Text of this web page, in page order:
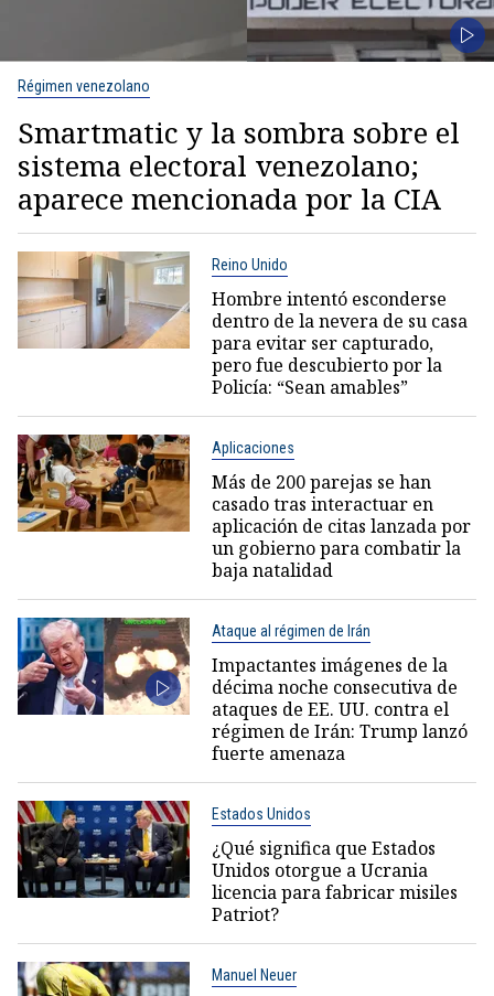
Régimen venezolano
Smartmatic y la sombra sobre el
sistema electoral venezolano;
aparece mencionada por la CIA
Reino Unido
Hombre intentó esconderse
dentro de la nevera de su casa
para evitar ser capturado,
pero fue descubierto por la
Policía: “Sean amables”
Aplicaciones
Más de 200 parejas se han
casado tras interactuar en
aplicación de citas lanzada por
un gobierno para combatir la
baja natalidad
Ataque al régimen de Irán
Impactantes imágenes de la
décima noche consecutiva de
ataques de EE. UU. contra el
régimen de Irán: Trump lanzó
fuerte amenaza
Estados Unidos
¿Qué significa que Estados
Unidos otorgue a Ucrania
licencia para fabricar misiles
Patriot?
Manuel Neuer